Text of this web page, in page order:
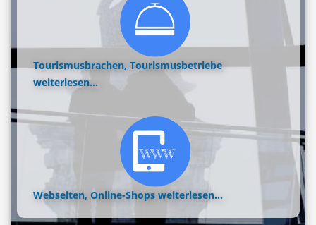
Tourismusbrachen, Tourismusbetriebe
weiterlesen...
Webseiten, Online-Shops weiterlesen...